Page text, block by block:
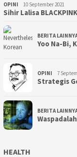
OPINI 10 September 2021
Sihir Lalisa
BERITA
Yoo Na-Bi,
OPINI 7
Strategis
BERITA
HEALTH